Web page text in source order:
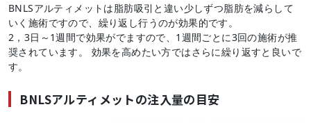
BNLSアルティメットは脂肪吸引と違い少しずつ脂肪を減らして
いく施術ですので、繰り返し行うのが効果的です。
2，3日～1週間で効果がでますので、1週間ごとに3回の施術が推
奨されています。 効果を高めたい方ではさらに繰り返すと良いで
す。
BNLSアルティメットの注入量の目安